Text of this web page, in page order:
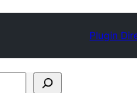
Plugin